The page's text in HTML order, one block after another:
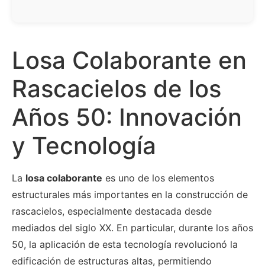
Losa Colaborante en
Rascacielos de los
Años 50: Innovación
y Tecnología
La losa colaborante es uno de los elementos
estructurales más importantes en la construcción de
rascacielos, especialmente destacada desde
mediados del siglo XX. En particular, durante los años
50, la aplicación de esta tecnología revolucionó la
edificación de estructuras altas, permitiendo